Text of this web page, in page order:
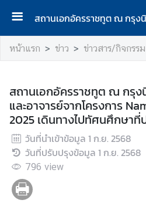
สถานเอกอัครราชทูต ณ กรุง
ห
น้
ร
ก
เ
กี่
ย
กั
หน้าแรก ข่าว ข่าวสาร/กิจกรรม
สถานเอกอัครราชทูต ณ กรุ
และอาจารย์จากโครงการ
2025 เดินทางไปทัศนศึกษาที่
วันที่นำเข้าข้อมูล 1 ก.ย. 2568
วันที่ปรับปรุงข้อมูล 1 ก.ย. 2568
796 view